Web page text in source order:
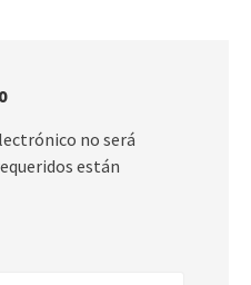
no será
están